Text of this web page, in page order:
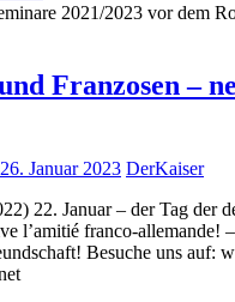
2021/2023 vor dem
Franzosen –
26. Januar 2023 DerKaiser
22. Januar – der Tag der
l’amitié franco-allemande!
Besuche uns auf: